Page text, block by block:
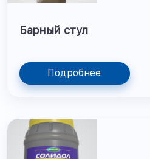
Барный стул
Подробнее